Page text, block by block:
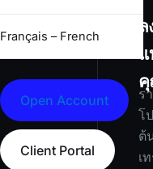
แ
ร
โ
ต้
เ
Français – French
Open Account
Client Portal